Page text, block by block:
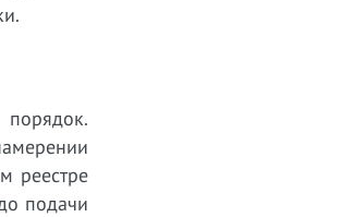
порядок.
реестре
подачи